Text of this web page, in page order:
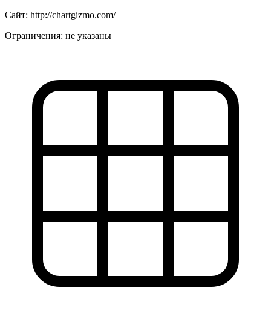
Сайт: http://chartgizmo.com/
Ограничения: не указаны